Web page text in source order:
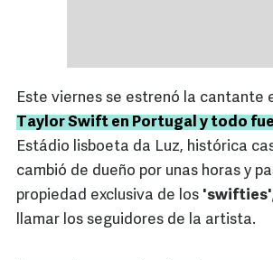
Este viernes se estrenó la cantante
Taylor Swift en Portugal y todo
Estádio lisboeta da Luz, histórica
cambió de dueño por unas horas y
propiedad exclusiva de los
llamar los seguidores de la artista.